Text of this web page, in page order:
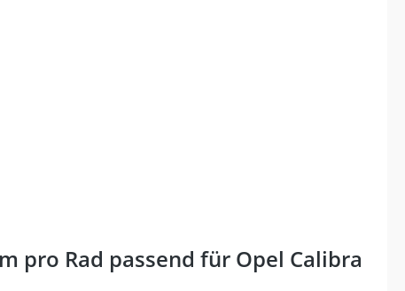
pro Rad passend für Opel Calibra